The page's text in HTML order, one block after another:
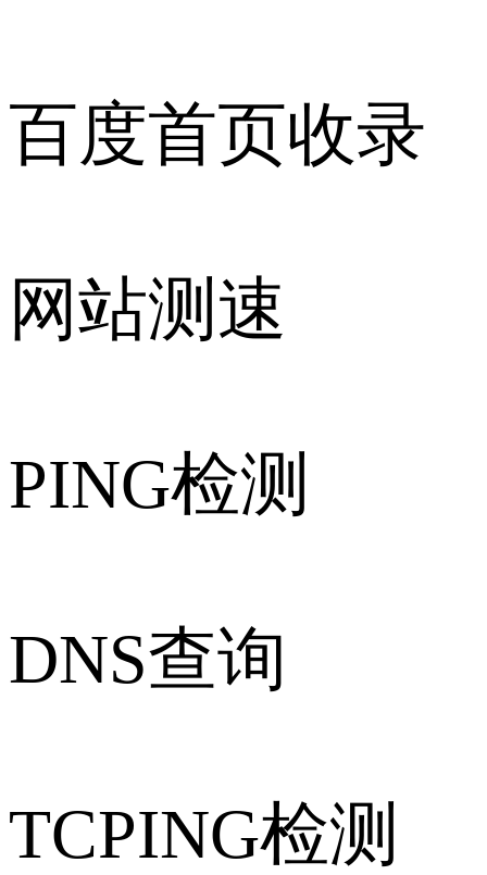
百度首页收录
网站测速
PING检测
DNS查询
TCPING检测